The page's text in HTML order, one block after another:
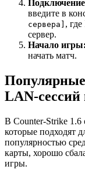
введите в
сервера] ,
сервер.
Начало игры:
начать матч.
LAN-сессий
В Counter-Strike 1.6
которые подходят
популярностью
карты, хорошо
игры.